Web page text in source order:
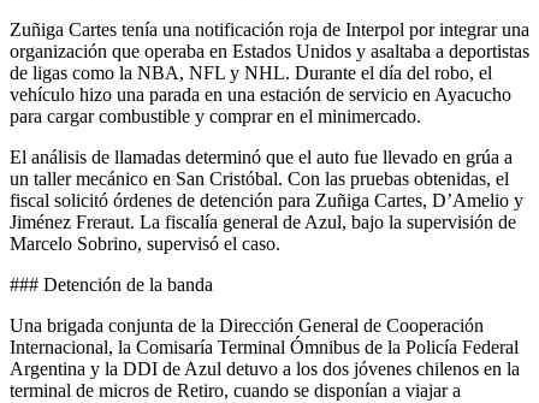
Zuñiga Cartes tenía una notificación roja de Interpol por integrar una
organización que operaba en Estados Unidos y asaltaba a deportistas
de ligas como la NBA, NFL y NHL. Durante el día del robo, el
vehículo hizo una parada en una estación de servicio en Ayacucho
para cargar combustible y comprar en el minimercado.
El análisis de llamadas determinó que el auto fue llevado en grúa a
un taller mecánico en San Cristóbal. Con las pruebas obtenidas, el
fiscal solicitó órdenes de detención para Zuñiga Cartes, D’Amelio y
Jiménez Freraut. La fiscalía general de Azul, bajo la supervisión de
Marcelo Sobrino, supervisó el caso.
### Detención de la banda
Una brigada conjunta de la Dirección General de Cooperación
Internacional, la Comisaría Terminal Ómnibus de la Policía Federal
Argentina y la DDI de Azul detuvo a los dos jóvenes chilenos en la
terminal de micros de Retiro, cuando se disponían a viajar a